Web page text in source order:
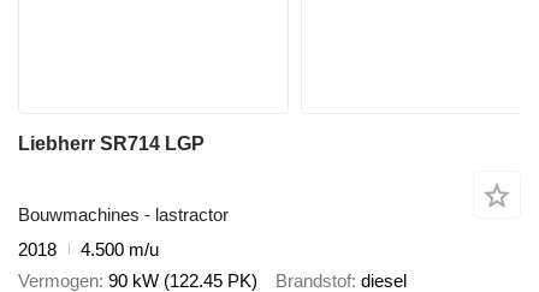
Liebherr SR714 LGP
Bouwmachines - lastractor
2018
4.500 m/u
Vermogen 90 kW (122.45 PK) Brandstof diesel